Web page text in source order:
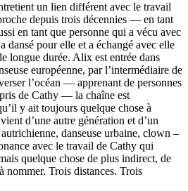
un lien différent avec le travail
depuis trois décennies — en tant
en tant que personne qui a vécu avec
dansé pour elle et a échangé avec elle
longue durée. Alix est entrée dans
européenne, par l’intermédiaire de
l’océan — apprenant de personnes
de Cathy — la chaîne est
y ait toujours quelque chose à
d’une autre génération et d’un
danseuse urbaine, clown –
avec le travail de Cathy qui
quelque chose de plus indirect, de
Trois distances. Trois